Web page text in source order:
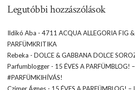
Legutóbbi hozzászólások
Ildikó Aba - 4711 ACQUA ALLEGORIA FIG
PARFÜMKRITIKA
Rebeka - DOLCE & GABBANA DOLCE
Parfumblogger - 15 ÉVES A PARFÜMBLOG!
#PARFÜMKIHÍVÁS!
Czimer Ágnes - 15 ÉVES A PARFÜMBLOG! –